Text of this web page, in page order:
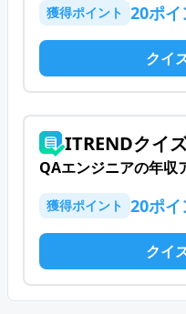
獲得ポイント 20ポイ
クイ
ITRENDクイ
QAエンジニアの年収
獲得ポイント 20ポイ
クイ